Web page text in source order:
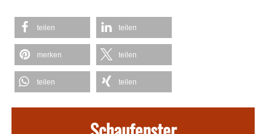
teilen teilen
merken teilen
teilen teilen